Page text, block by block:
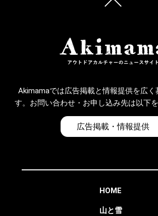
Akimamaでは広告掲載と情報提供を広く
す。お問い合わせ・お申し込み先は以下を
広告掲載・情報提供
HOME
山と雪